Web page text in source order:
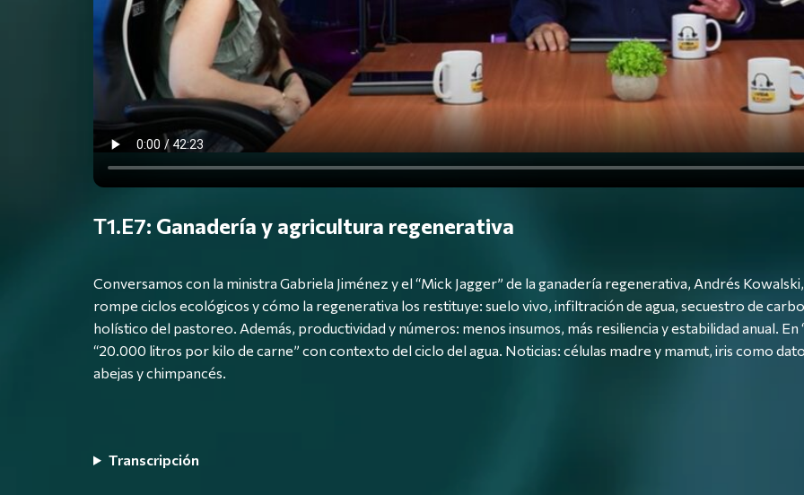
T1.E7: Ganadería y agricultura regenerativa
Conversamos con la ministra Gabriela Jiménez y el “Mick Jagger” de la ganadería regenerativa, Andrés
rompe ciclos ecológicos y cómo la regenerativa los restituye: suelo vivo, infiltración de agua, secuestro de
holístico del pastoreo. Además, productividad y números: menos insumos, más resiliencia y estabilidad anual.
“20.000 litros por kilo de carne” con contexto del ciclo del agua. Noticias: células madre y mamut, iris como
abejas y chimpancés.
Transcripción